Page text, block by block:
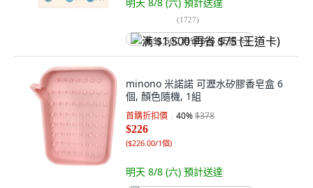
(1727)
满 $1,500 再省 $75 (王道卡)
minono 米諾諾 可瀝水矽膠香皂盒 6
個, 顏色隨機, 1組
首購折扣價 40%$378
$226
($226.00/1個)
明天 8/8 (六) 預計送達